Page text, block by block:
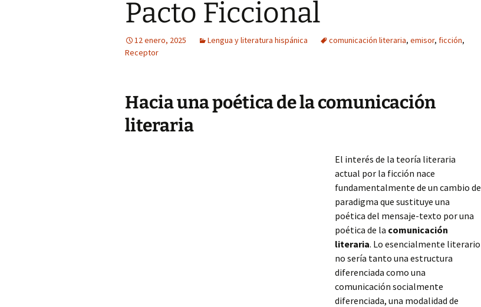
Pacto Ficcional
12 enero, 2025 Lengua y literatura hispánica comunicación literaria, emisor, ficción,
Receptor
Hacia una poética de la comunicación
literaria
El interés de la teoría literaria
actual por la ficción nace
fundamentalmente de un cambio de
paradigma que sustituye una
poética del mensaje-texto por una
poética de la comunicación
literaria. Lo esencialmente literario
no sería tanto una estructura
diferenciada como una
comunicación socialmente
diferenciada, una modalidad de